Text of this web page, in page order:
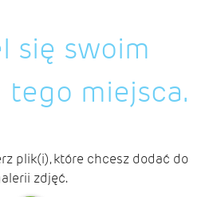
się swoim
miejsca.
plik(i), które chcesz dodać do
zdjęć.